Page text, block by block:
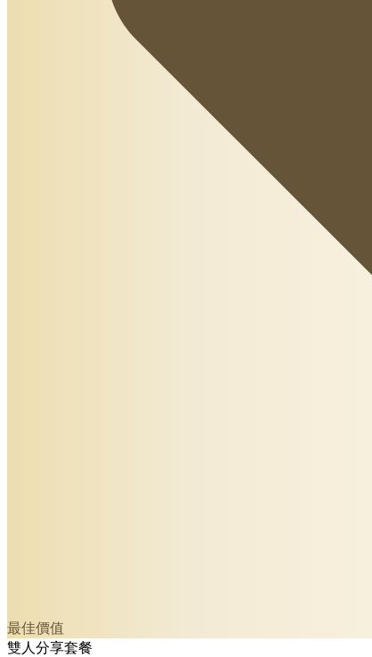
最佳價值
雙人分享套餐